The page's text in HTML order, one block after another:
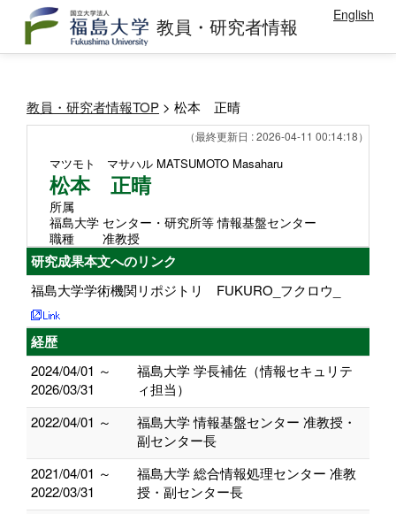
教員・研究者情報 English
教員・研究者情報TOP > 松本 正晴
（最終更新日 : 2026-04-11 00:14:18）
マツモト マサハル MATSUMOTO Masaharu
松本 正晴
所属
福島大学 センター・研究所等 情報基盤センター
職種
准教授
研究成果本文へのリンク
福島大学学術機関リポジトリ FUKURO_フクロウ_
経歴
2024/04/01 ～
2026/03/31
福島大学 学長補佐（情報セキュリテ
ィ担当）
2022/04/01 ～
福島大学 情報基盤センター 准教授・
副センター長
2021/04/01 ～
2022/03/31
福島大学 総合情報処理センター 准教
授・副センター長